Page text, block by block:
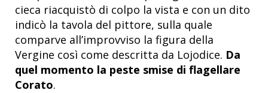
cieca riacquistò di colpo la vista e con un dito
indicò la tavola del pittore, sulla quale
comparve all’improvviso la figura della
Vergine così come descritta da Lojodice. Da
quel momento la peste smise di flagellare
Corato.